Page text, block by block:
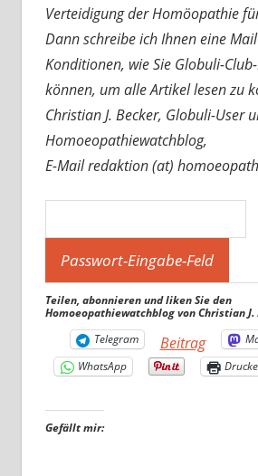
Verteidigung der Homöopathie
Dann schreibe ich Ihnen eine
Konditionen, wie Sie Globuli-
können, um alle Artikel lesen zu
Christian J. Becker, Globuli-User
Homoeopathiewatchblog,
E-Mail redaktion (at)
Teilen, abonnieren und liken Sie den
Homoeopathiewatchblog von Christian J.
Telegram
Beitrag
WhatsApp
Gefällt mir: